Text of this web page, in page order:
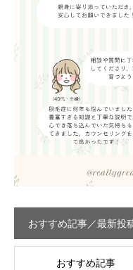
おすすめ記事／最新投
おすすめ記事